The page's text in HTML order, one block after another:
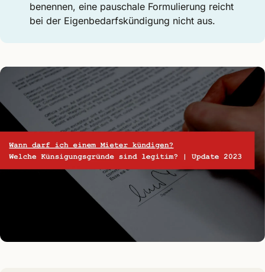
benennen, eine pauschale Formulierung reicht
bei der Eigenbedarfskündigung nicht aus.